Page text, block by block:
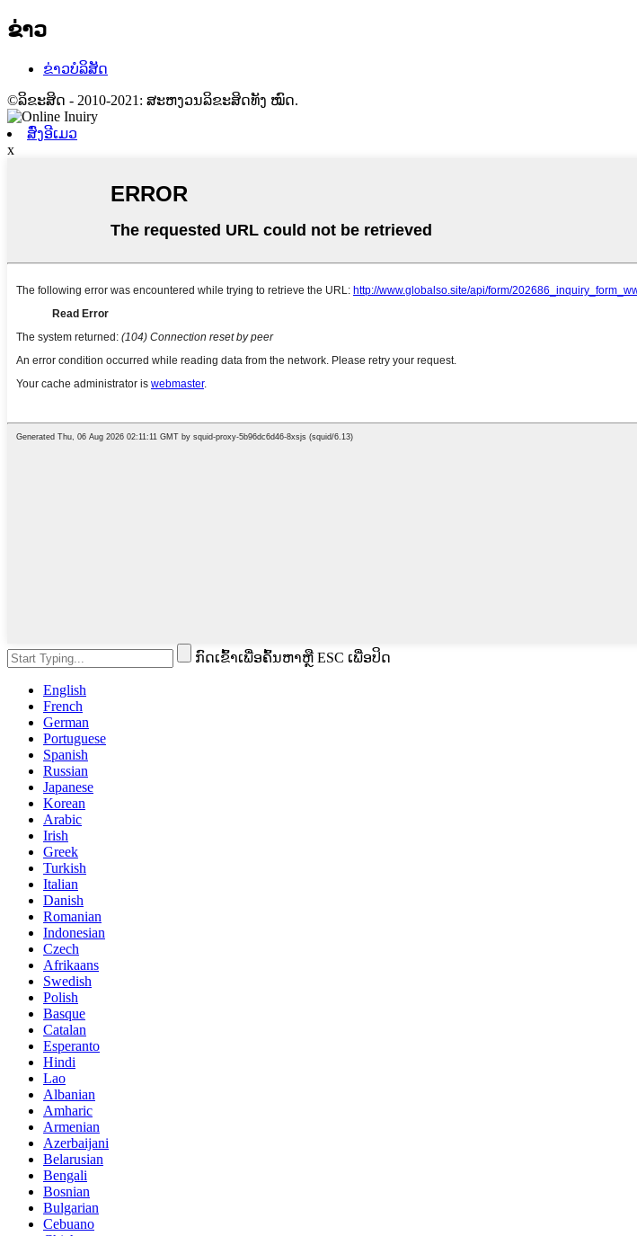
ຂ່າວ
ຂ່າວບໍລິສັດ
©ລິຂະສິດ - 2010-2021: ສະຫງວນລິຂະສິດທັງ ໝົດ.
ສົ່ງອີເມວ
x
ກົດເຂົ້າເພື່ອຄົ້ນຫາຫຼື ESC ເພື່ອປິດ
English
French
German
Portuguese
Spanish
Russian
Japanese
Korean
Arabic
Irish
Greek
Turkish
Italian
Danish
Romanian
Indonesian
Czech
Afrikaans
Swedish
Polish
Basque
Catalan
Esperanto
Hindi
Lao
Albanian
Amharic
Armenian
Azerbaijani
Belarusian
Bengali
Bosnian
Bulgarian
Cebuano